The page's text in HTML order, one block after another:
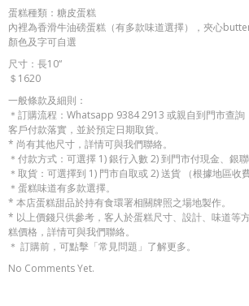
蛋糕種類：糖皮蛋糕
內裡為香滑牛油磅蛋糕（有多款味道選擇），夾心
顏色及字可自選
尺寸：長10“
＄1620
一般條款及細則：
＊訂購流程：Whatsapp 9384 2913 或親自到門市查詢
客戶付款落實，並於預定日期取貨。
* 尚有其他尺寸，詳情可與我們聯絡。
＊付款方式：可選擇 1) 銀行入數 2) 到門市付現金、銀
＊取貨：可選擇到 1) 門市自取或 2) 送貨 （根據地區收費
＊蛋糕味道有多款選擇。
* 本店蛋糕甜品於持有食環署相關牌照之場地製作。
* 以上價錢只供參考，客人於蛋糕尺寸、設計、味道等
糕價格，詳情可與我們聯絡。
＊ 訂購前，可點擊「常見問題」了解更多。
No Comments Yet.